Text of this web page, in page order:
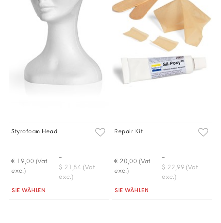
Styrofoam Head
€ 19,00 (Vat
exc.)
-
$ 21,84 (Vat
exc.)
Quantità
SIE WÄHLEN
Repair Kit
€ 20,00 (Vat
exc.)
-
$ 22,99 (Vat
exc.)
Quantità
SIE WÄHLEN